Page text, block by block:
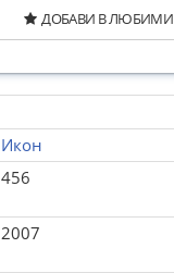
ДОБАВИ В ЛЮБИМИ
Икон
456
2007